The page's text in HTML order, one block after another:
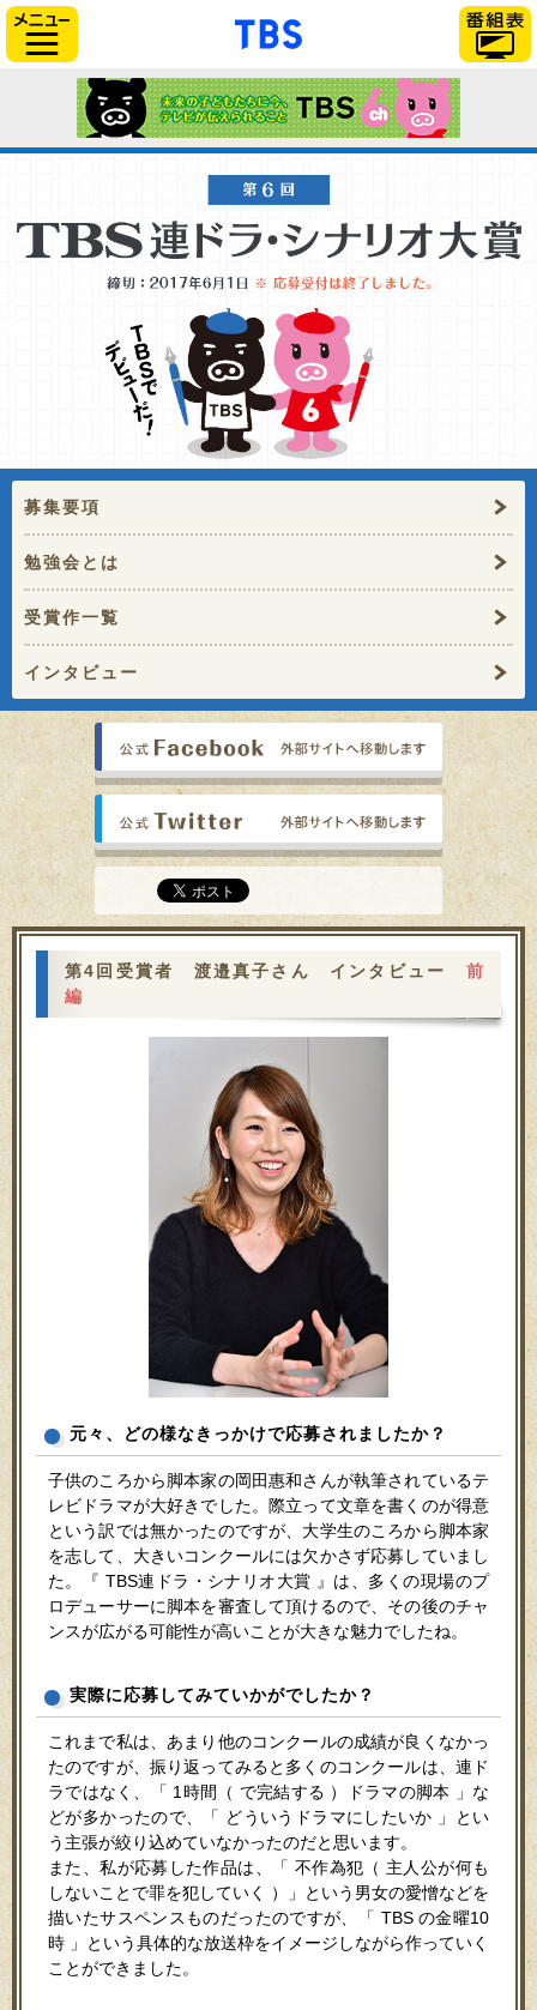
「TBSテレビ」トップ
募集要項
勉強会とは
受賞作一覧
インタビュー
公式
公式
第4回受賞者 渡邉真子さん インタビュー 前
編
元々、どの様なきっかけで応募されましたか？
子供のころから脚本家の岡田惠和さんが執筆されているテ
レビドラマが大好きでした。際立って文章を書くのが得意
という訳では無かったのですが、大学生のころから脚本家
を志して、大きいコンクールには欠かさず応募していまし
た。『 TBS連ドラ・シナリオ大賞 』は、多くの現場のプ
ロデューサーに脚本を審査して頂けるので、その後のチャ
ンスが広がる可能性が高いことが大きな魅力でしたね。
実際に応募してみていかがでしたか？
これまで私は、あまり他のコンクールの成績が良くなかっ
たのですが、振り返ってみると多くのコンクールは、連ド
ラではなく、「 1時間（ で完結する ）ドラマの脚本 」な
どが多かったので、「 どういうドラマにしたいか 」とい
う主張が絞り込めていなかったのだと思います。
また、私が応募した作品は、「 不作為犯（ 主人公が何も
しないことで罪を犯していく ）」という男女の愛憎などを
描いたサスペンスものだったのですが、「 TBS の金曜10
時 」という具体的な放送枠をイメージしながら作っていく
ことができました。